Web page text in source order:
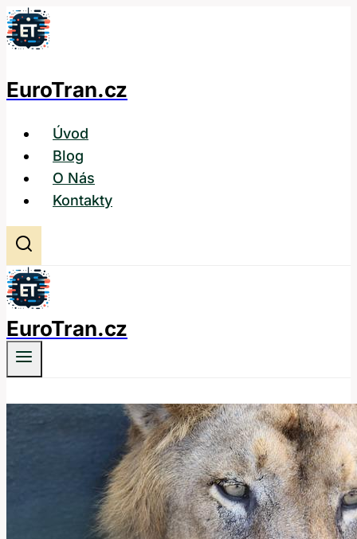
Přeskočit
na
EuroTran.cz
Úvod
Blog
O Nás
Kontakty
EuroTran.cz